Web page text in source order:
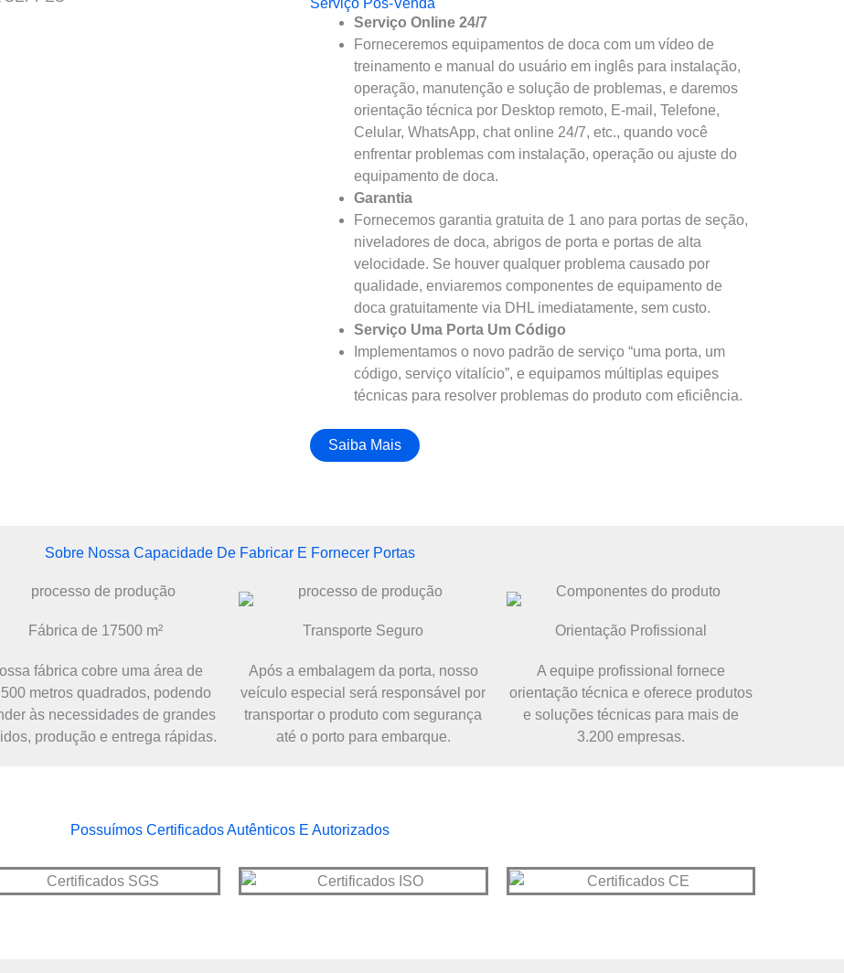
Serviço Online 24/7
Forneceremos equipamentos de doca com um vídeo de
treinamento e manual do usuário em inglês para instalação,
operação, manutenção e solução de problemas, e daremos
orientação técnica por Desktop remoto, E-mail, Telefone,
Celular, WhatsApp, chat online 24/7, etc., quando você
enfrentar problemas com instalação, operação ou ajuste do
equipamento de doca.
Garantia
Fornecemos garantia gratuita de 1 ano para portas de seção,
niveladores de doca, abrigos de porta e portas de alta
velocidade. Se houver qualquer problema causado por
qualidade, enviaremos componentes de equipamento de
doca gratuitamente via DHL imediatamente, sem custo.
Serviço Uma Porta Um Código
Implementamos o novo padrão de serviço “uma porta, um
código, serviço vitalício”, e equipamos múltiplas equipes
técnicas para resolver problemas do produto com eficiência.
Saiba Mais
Sobre Nossa Capacidade De Fabricar E Fornecer Portas
Fábrica de 17500 m²
fábrica cobre uma área de
metros quadrados, podendo
às necessidades de grandes
produção e entrega rápidas.
Transporte Seguro
Após a embalagem da porta, nosso
veículo especial será responsável por
transportar o produto com segurança
até o porto para embarque.
Orientação Profissional
A equipe profissional fornece
orientação técnica e oferece produtos
e soluções técnicas para mais de
3.200 empresas.
Possuímos Certificados Autênticos E Autorizados